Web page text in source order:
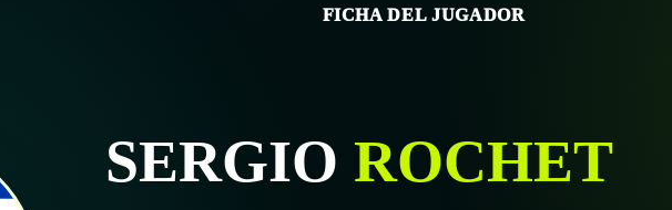
FICHA DEL JUGADOR
SERGIO ROCHET